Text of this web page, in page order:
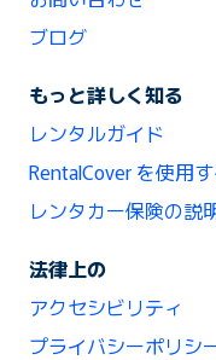
ブログ
もっと詳しく知る
レンタルガイド
RentalCover を使用
レンタカー保険の説
法律上の
アクセシビリティ
プライバシーポリシ